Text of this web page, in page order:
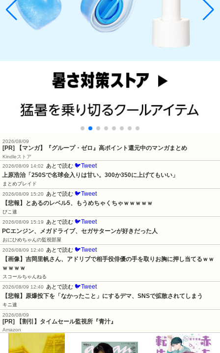
2026/08/09
[PR] 【マンガ】『グループ・ゼロ』高ポイント還元中のマンガまとめ
Kindleストア
2026/08/09 14:02
あとで読む 🐦Tweet
上原浩治「250Sで名球会入りは甘い。300か350に上げてもいい」
まとめブレイド
2026/08/09 15:20
あとで読む 🐦Tweet
【悲報】とあるのレベル5、もうめちゃくちゃｗｗｗｗｗ
ぴこ速
2026/08/09 15:19
あとで読む 🐦Tweet
PCエンジン、メガドライブ、セガサターンが好きだった人
おにひめちゃんの監視部屋
2026/08/09 12:40
あとで読む 🐦Tweet
【画像】吉岡里帆さん、アドリブで相手役俳優の手を取りお胸に押し当てるｗｗ
ｗｗｗｗ
スコールちゃんねる
2026/08/09 12:40
あとで読む 🐦Tweet
【悲報】原爆投下を「なかったこと」にするデマ、SNSで拡散されてしまう
キニ速
2026/08/09
[PR] 【割引】タイムセール監視所『青汁』
Amazon